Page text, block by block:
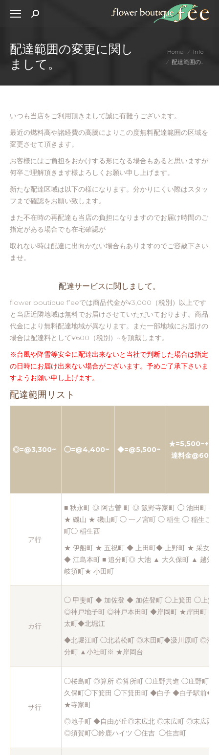
Search:
配達範囲の変更に関し
まして。
You are here:
Home
Info
配達範囲の…
いつも当店をご利用頂きまして誠に有難うございます。
最近の燃料高や諸経費の高騰によりこの度無料配達範囲の区域を
変更させて頂きます。
お客様にはご負担をおかけする形になる場合もあると思いますが
何卒ご理解頂きます様よろしくお願い申し上げます。
新たな配達区域は以下の様になります。分かりにくい際はスタッ
フまで確認をお願い致します。
また不在時の再配達も当店の負担になりますのでお届け時間のご
指定がある場合でも在宅確認が
取れない時は配達に出向かない場合もありますのでご容赦下さい
ませ。
配達サービスに関しまして。
flower boutique f’eeでは商品代金が¥3,000（税別）以上です
と当店近隣地域は無料でお届けさせていただいております。商品
代金により無料配達地域が異なります。また一部地域にお届けの
場合は配達料として¥600（税別）~を頂戴します。
※台風や降雪等安全に配達出来ないと当社で判断した場合は指定
の日時にお届け出来ない場合がございます。 予めご了承下さいま
すようお願い申し上げます。
配達範囲リスト
◎=@3,300~ ◯=@4,400~ ◆=@5,500~
★=5,500~+配
達料金@600
ア行
■ 秋永町 ◎ 阿古曽 町 ◎ 飯野寺家町 ◯ 池田町 ◎
★ 磯山 ★ 磯山町 ◯ 一ノ宮町 ◯ 稲生 ◯ 稲生こ
町◯ 稲生西
★ 伊船町 ★ 五祝町 ◆ 上田町◆ 上野町 ★ 采女が
◆ 江島本町 ■ 追分町◎ 大池 ▲ 大久保町 ▲ 越知
岐須町★ 小田町
カ行
◯ 甲斐町 ◆ 加佐登 ◆ 加佐登町 ◯上箕田 ◯上箕
◎神戸地子町 ◎神戸本田町 ◆岸岡町 ★岸田町 ◆
太町◆北堀江
◆北堀江町 ◯北若松町 ◎木田町◆汲川原町 ◎河
分町 ▲小社町※ ★岸岡台
サ行
◯桜島町 ◎算所 ◎算所町 ◯庄野共進 ◯庄野町 ◯
久保町◯下箕田 ◯下箕田町 ◆白子 ◆白子駅前◆
★寺家町
◎地子町 ◆自由が丘◎末広北 ◎末広町 ◎末広西
◎須賀町◯鈴鹿ハイツ ◯住吉 ◯住吉町